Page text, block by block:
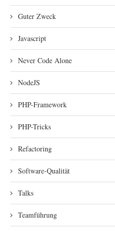
Guter Zweck
Javascript
Never Code Alone
NodeJS
PHP-Framework
PHP-Tricks
Refactoring
Software-Qualität
Talks
Teamführung